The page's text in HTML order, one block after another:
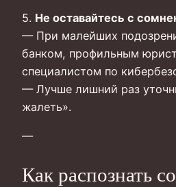
5. Не оставайтесь с
— При малейших
банком, профильным
специалистом по
— Лучше лишний раз
жалеть».
—
Как распознать